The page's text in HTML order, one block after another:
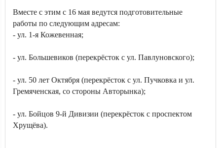
Вместе с этим с 16 мая ведутся подготовительные
работы по следующим адресам:
- ул. 1-я Кожевенная;
- ул. Большевиков (перекрёсток с ул. Павлуновского);
- ул. 50 лет Октября (перекрёсток с ул. Пучковка и ул.
Гремяченская, со стороны Авторынка);
- ул. Бойцов 9-й Дивизии (перекрёсток с проспектом
Хрущёва).